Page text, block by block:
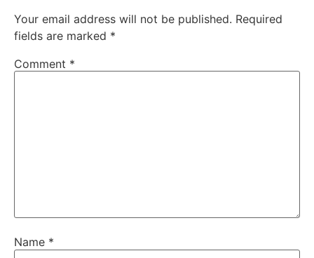
Your email address will not be published. Required
fields are marked *
Comment *
Name *